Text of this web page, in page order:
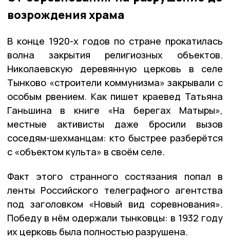
возрождения храма
В конце 1920-х годов по стране прокатилась
волна закрытия религиозных объектов.
Николаевскую деревянную церковь в селе
Тынково «строители коммунизма» закрывали с
особым рвением. Как пишет краевед Татьяна
Ганьшина в книге «На берегах Матыры»,
местные активисты даже бросили вызов
соседям-шехманцам: кто быстрее разберётся
с «объектом культа» в своём селе.
Факт этого странного состязания попал в
ленты Российского телеграфного агентства
под заголовком «Новый вид соревнования».
Победу в нём одержали тынковцы: в 1932 году
их церковь была полностью разрушена.